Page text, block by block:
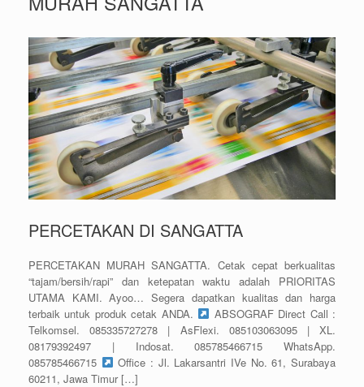
PERCETAKAN DI SANGATTA
PERCETAKAN MURAH SANGATTA. Cetak cepat berkualitas
“tajam/bersih/rapi” dan ketepatan waktu adalah PRIORITAS
UTAMA KAMI. Ayoo… Segera dapatkan kualitas dan harga
terbaik untuk produk cetak ANDA.
ABSOGRAF Direct Call :
Telkomsel. 085335727278 | AsFlexi. 085103063095 | XL.
08179392497 | Indosat. 085785466715 WhatsApp.
085785466715
Office : Jl. Lakarsantri IVe No. 61, Surabaya
60211, Jawa Timur […]